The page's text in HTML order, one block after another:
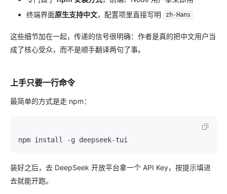
终端界面原生支持中文，配置项里直接写明 zh-Hans
这些细节加在一起，传递的信号很明确：作者是真的把中文用户当
成了核心受众，而不是顺手翻译两句了事。
上手只要一行命令
最简单的方式是走 npm：
装好之后，去 DeepSeek 开放平台拿一个 API Key，按提示填进
去就能开跑。